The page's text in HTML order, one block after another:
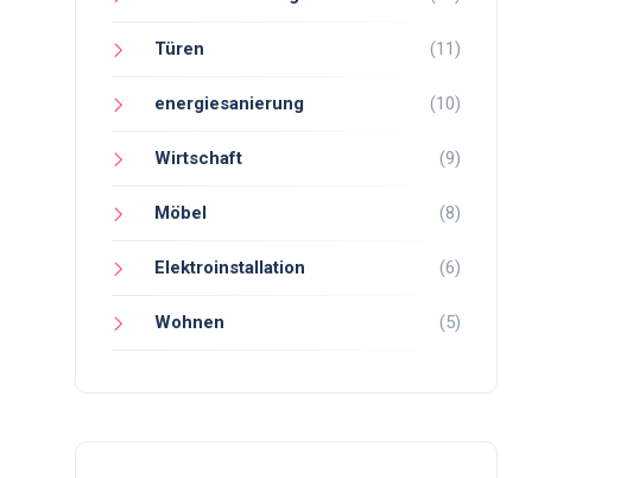
Türen (11)
energiesanierung (10)
Wirtschaft (9)
Möbel (8)
Elektroinstallation (6)
Wohnen (5)